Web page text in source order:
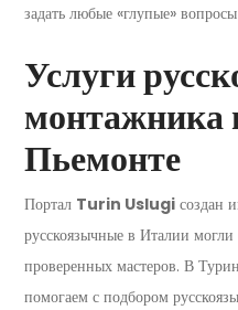
задать любые «глупые»
Услуги
монтажника
Пьемонте
Портал Turin Uslugi создан
русскоязычные в Италии
проверенных мастеров. В
помогаем с подбором